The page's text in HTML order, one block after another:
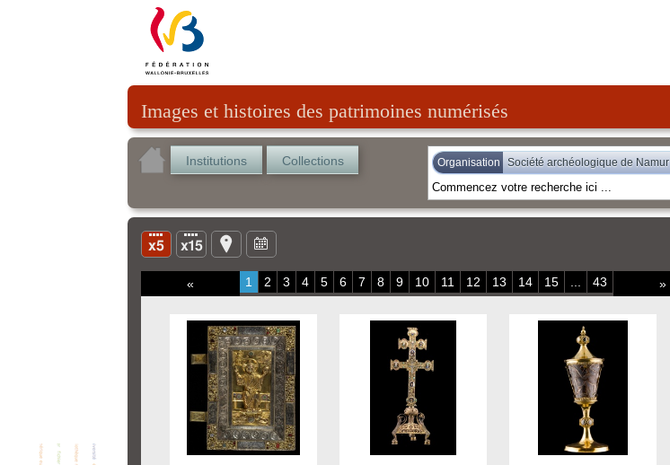
Images et histoires des patrimoines numérisés
Institutions Collections Organisation Société archéologique de Namur
« 1 2 3 4 5 6 7 8 9 10 11 12 13 14 15 43 »